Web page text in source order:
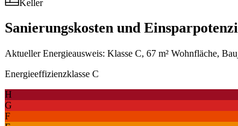
Keller
Sanierungskosten und
Aktueller Energieausweis: Klasse C, 67 m² Wohnfläche,
Energieeffizienzklasse C
H
G
F